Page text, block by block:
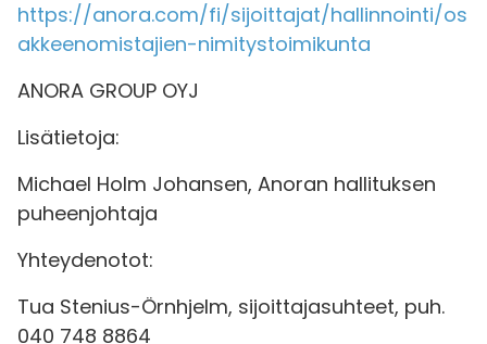
https://anora.com/fi/sijoittajat/hallinnointi/os
akkeenomistajien-nimitystoimikunta
ANORA GROUP OYJ
Lisätietoja:
Michael Holm Johansen, Anoran hallituksen
puheenjohtaja
Yhteydenotot:
Tua Stenius-Örnhjelm, sijoittajasuhteet, puh.
040 748 8864